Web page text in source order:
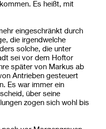
Es heißt, mit
eingeschränkt durch
die irgendwelche
solche, die unter
sei vor dem Hoftor
später von Markus ab
Antrieben gesteuert
Es war immer ein
über seine
zogen sich wohl bis